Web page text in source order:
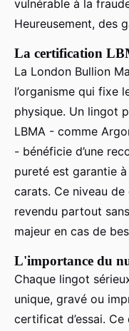
vulnérable à la
Heureusement, des
La certification
La London Bullion
l’organisme qui fixe
physique. Un lingot
LBMA - comme
- bénéficie d’une
pureté est garantie à
carats. Ce niveau
revendu partout
majeur en cas de
L'importance du
Chaque lingot
unique, gravé ou
certificat d’essai.